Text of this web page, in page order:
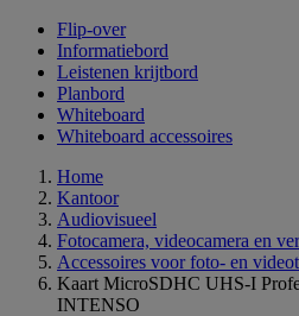
Flip-over
Informatiebord
Leistenen krijtbord
Planbord
Whiteboard
Whiteboard accessoires
Home
Kantoor
Audiovisueel
Fotocamera, videocamera en
Accessoires voor foto- en
Kaart MicroSDHC UHS-I
INTENSO